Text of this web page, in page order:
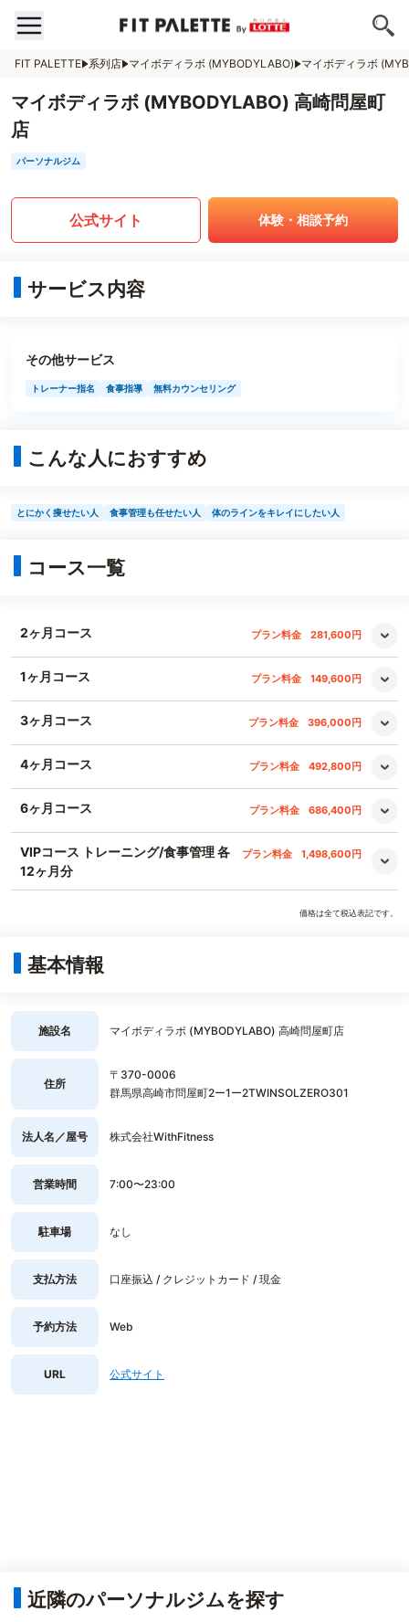
FIT PALETTE 系列店 マイボディラボ (MYBODYLABO) マイボディラボ
マイボディラボ (MYBODYLABO) 高崎問屋町
店
パーソナルジム
公式サイト 体験・相談予約
サービス内容
その他サービス
トレーナー指名 食事指導 無料カウンセリング
こんな人におすすめ
とにかく痩せたい人 食事管理も任せたい人 体のラインをキレイにしたい人
コース一覧
2ヶ月コース プラン料金 281,600円
1ヶ月コース プラン料金 149,600円
3ヶ月コース プラン料金 396,000円
4ヶ月コース プラン料金 492,800円
6ヶ月コース プラン料金 686,400円
VIPコース トレーニング/食事管理 各
12ヶ月分
プラン料金 1,498,600円
価格は全て税込表記です。
基本情報
施設名 マイボディラボ (MYBODYLABO) 高崎問屋町店
住所
〒370-0006
群馬県高崎市問屋町2ー1ー2TWINSOLZERO301
法人名／屋号 株式会社WithFitness
営業時間 7:00〜23:00
駐車場 なし
支払方法 口座振込 / クレジットカード / 現金
予約方法 Web
URL 公式サイト
近隣のパーソナルジムを探す